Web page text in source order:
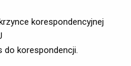
korespondencyjnej
do korespondencji.